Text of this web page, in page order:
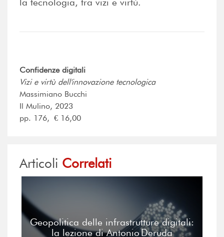
Confidenze digitali
Vizi e virtù dell'innovazione tecnologica
Massimiano Bucchi
Il Mulino, 2023
pp. 176, € 16,00
Articoli Correlati
Geopolitica delle infrastrutture digitali:
la lezione di Antonio Deruda